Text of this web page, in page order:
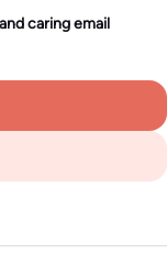
caring email